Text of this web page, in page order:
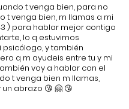
t venga bien, para no
t venga bien, m llamas a mi
) para hablar mejor contigo
lo q estuvimos
y también
q m ayudeis entre tu y mi
voy a hablar con el
t venga bien m llamas,
abrazo 😘 🤗 😘